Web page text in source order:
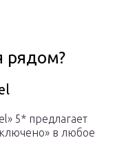
рядом?
5* предлагает
в любое